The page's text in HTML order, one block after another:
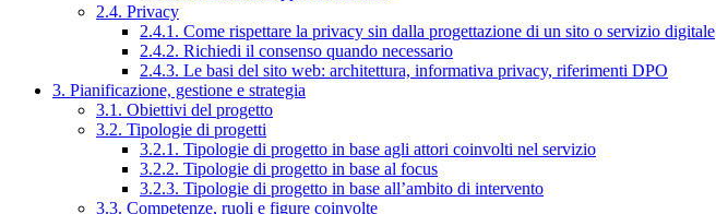
2.4. Privacy
2.4.1. Come rispettare la privacy sin dalla progettazione di un sito o servizio digitale
2.4.2. Richiedi il consenso quando necessario
2.4.3. Le basi del sito web: architettura, informativa privacy, riferimenti DPO
3. Pianificazione, gestione e strategia
3.1. Obiettivi del progetto
3.2. Tipologie di progetti
3.2.1. Tipologie di progetto in base agli attori coinvolti nel servizio
3.2.2. Tipologie di progetto in base al focus
3.2.3. Tipologie di progetto in base all’ambito di intervento
3.3. Competenze, ruoli e figure coinvolte